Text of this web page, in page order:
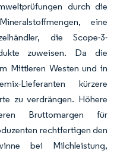
durch die
eine
die Scope-3-
zuweisen. Da die
Mittleren Westen und in
Lieferanten kürzere
zu verdrängen. Höhere
Bruttomargen für
rechtfertigen den
bei Milchleistung,